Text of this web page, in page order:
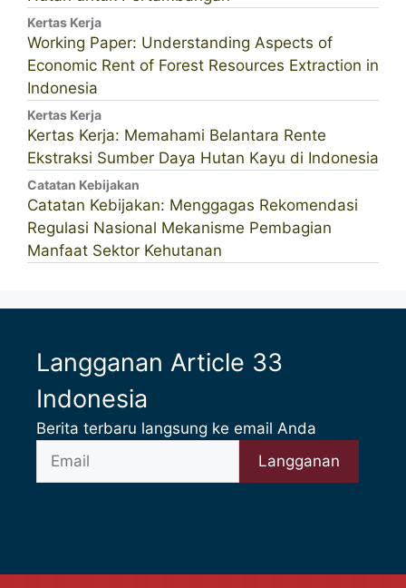
Kertas Kerja
Working Paper: Understanding Aspects of
Economic Rent of Forest Resources Extraction in
Indonesia
Kertas Kerja
Kertas Kerja: Memahami Belantara Rente
Ekstraksi Sumber Daya Hutan Kayu di Indonesia
Catatan Kebijakan
Catatan Kebijakan: Menggagas Rekomendasi
Regulasi Nasional Mekanisme Pembagian
Manfaat Sektor Kehutanan
Langganan Article 33
Indonesia
Berita terbaru langsung ke email Anda